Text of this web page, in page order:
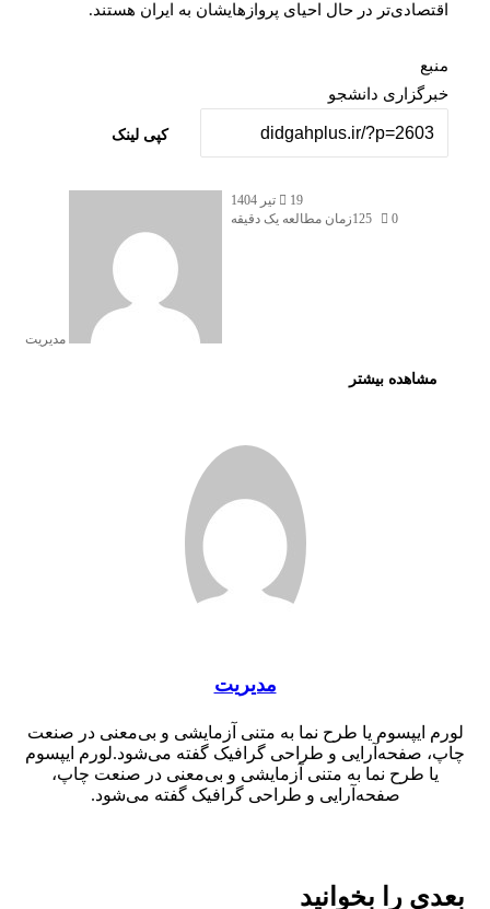
در حال احیای پروازهایشان به ایران هستند.
دانشجو
مدیریت
زمان مطالعه یک دقیقه
بیشتر
مدیریت
ایپسوم یا طرح‌ نما به متنی آزمایشی و بی‌معنی در صنعت
صفحه‌آرایی و طراحی گرافیک گفته می‌شود.لورم ایپسوم
طرح‌ نما به متنی آزمایشی و بی‌معنی در صنعت چاپ،
صفحه‌آرایی و طراحی گرافیک گفته می‌شود.
را بخوانید